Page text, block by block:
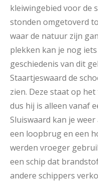
kleiwingebied voor de
stonden omgetoverd
waar de natuur zijn
plekken kan je nog
geschiedenis van dit
Staartjeswaard de
zien. Deze staat op
dus hij is alleen vanaf
Sluiswaard kan je
een loopbrug en een
werden vroeger
een schip dat
andere schippers